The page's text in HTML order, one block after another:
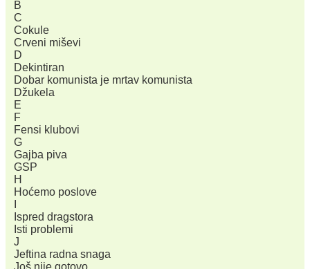
B
C
Cokule
Crveni miševi
D
Dekintiran
Dobar komunista јe mrtav komunista
Džukela
E
F
Fensi klubovi
G
Gajba piva
GSP
H
Hoćemo poslove
Ispred dragstora
Isti problemi
J
Jeftina radna snaga
Još nije gotovo